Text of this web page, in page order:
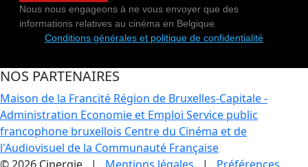
Nous nous engageons à ne vous envoyer que des
informations relatives au cinéma en Belgique.
Conditions générales et politique de confidentialité
NOS PARTENAIRES
Maison de la Francité Région de Bruxelles-Capitale -
Administration Economie et Emploi Service public
francophone bruxellois Centre du Cinéma et de
l'Audiovisuel de la Communauté Française